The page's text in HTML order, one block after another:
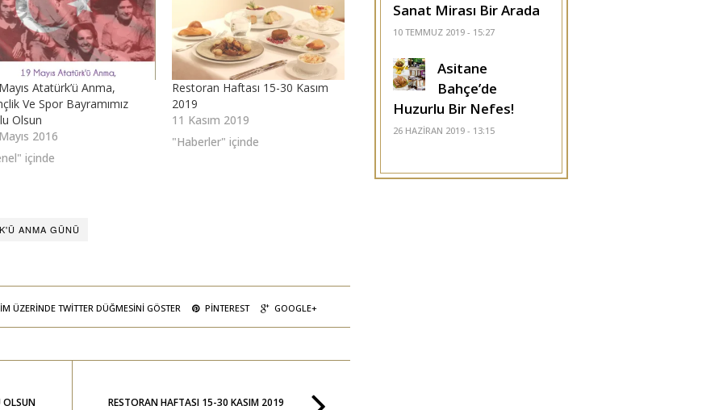
Atatürk’ü Anma,
Ve Spor Bayramımız
Olsun
2016
içinde
Restoran Haftası 15-30 Kasım
2019
11 Kasım 2019
"Haberler" içinde
ANMA GÜNÜ
ÜZERINDE TWITTER DÜĞMESINI GÖSTER PINTEREST GOOGLE+
OLSUN RESTORAN HAFTASI 15-30 KASIM 2019
Sanat Mirası Bir Arada
10 TEMMUZ 2019 - 15:27
Asitane
Bahçe’de
Huzurlu Bir Nefes!
26 HAZIRAN 2019 - 13:15